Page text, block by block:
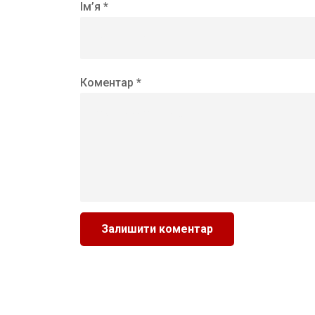
Ім’я *
Коментар *